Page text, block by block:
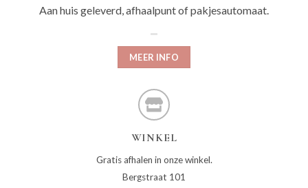
Aan huis geleverd, afhaalpunt of pakjesautomaat.
MEER INFO
WINKEL
Gratis afhalen in onze winkel.
Bergstraat 101